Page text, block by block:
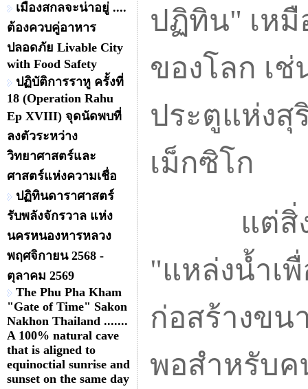
เมืองสกลจะน่าอยู่ ....
ต้องควบคู่อาหาร
ปลอดภัย Livable City
with Food Safety
ปฏิบัติการราหู ครั้งที่
18 (Operation Rahu
Ep XVIII) จุดนัดพบที่
ลงตัวระหว่าง
วิทยาศาสตร์และ
ศาสตร์แห่งความเชื่อ
ปฏิทินดาราศาสตร์
รับพลังจักรวาล แห่ง
นครหนองหารหลวง
พฤศจิกายน 2568 -
ตุลาคม 2569
The Phu Pha Kham
"Gate of Time" Sakon
Nakhon Thailand .......
A 100% natural cave
that is aligned to
equinoctial sunrise and
sunset on the same day
ปฏิทิน" เห
ของโลก เ
ประตูแห่งสุ
เม็กซิโก
แต่สิ่งหนึ่
"แหล่งน้ำเ
ก่อสร้างขน
พอสำหรับค